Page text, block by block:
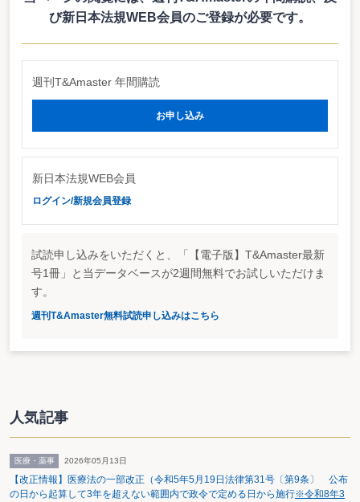
施行に伴う整備。
それによると、贈与により財産を取得した者が相続時精算課税選択届出書の
続時精算課税選択届出書の届出先を当該贈与者に係る相続税の納税地を所轄す
また、相続時精算課税選択届出書の添付書類となっている相続時精算課税選
択届出書を提出する者の20歳に達した時以後の住所又は居所を証する書類は、
当該提出する者に係る平成15年１月１日以後の住所又は居所を証する書類とす
中「150人」を「80人」に改める改正などが行われている。
http://www.nta.go.jp/category/tutatu/kobetu/souzoku/2671/01.htm
び新日本法規WEB会員のご登録が必要です。
週刊T&Amaster 年間購読
お申し込み
新日本法規WEB会員
ログイン/新規会員登録
試読申し込みをいただくと、「【電子版】T&Amaster最新
号1冊」と当データベースが2週間無料でお試しいただけま
す。
週刊T&Amaster無料試読申し込みはこちら
人気記事
医療・薬事 2026年05月13日
【改正情報】医療法の一部改正（令和5年5月19日法律第31号〔第9条〕 公布
の日から起算して3年を超えない範囲内で政令で定める日から施行※令和8年3